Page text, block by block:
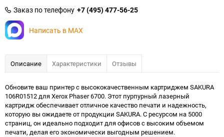
Заказ по телефону +7 (495) 477-56-25
Написать в MAX
Описание Характеристики Отзывы
Обновите ваш принтер с высококачественным картриджем SAKURA
106R01512 для Xerox Phaser 6700. Этот пурпурный лазерный
картридж обеспечивает отличное качество печати и надежность,
которую вы ожидаете от продукции SAKURA. С ресурсом на 5000
страниц, он идеально подходит для офисов с высоким объемом
печати, делая его экономически выгодным решением.